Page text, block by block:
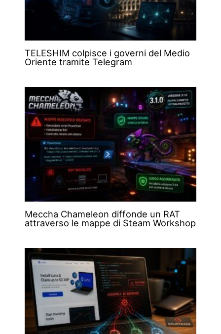
TELESHIM colpisce i governi del Medio
Oriente tramite Telegram
Meccha Chameleon diffonde un RAT
attraverso le mappe di Steam Workshop